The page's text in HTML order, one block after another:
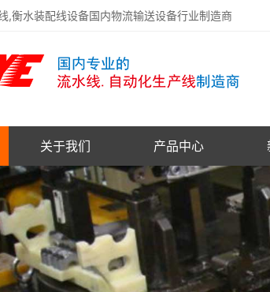
,衡水装配线设备国内物流输送设备行业制造商
关于我们 产品中心